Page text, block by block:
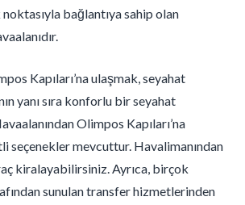
bağlantıya sahip olan
Kapıları’na ulaşmak, seyahat
yanı sıra konforlu bir seyahat
Olimpos Kapıları’na
seçenekler mevcuttur. Havalimanından
kiralayabilirsiniz. Ayrıca, birçok
sunulan transfer hizmetlerinden